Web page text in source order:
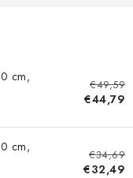
cm,
€49,59
€44,79
cm,
€34,69
€32,49